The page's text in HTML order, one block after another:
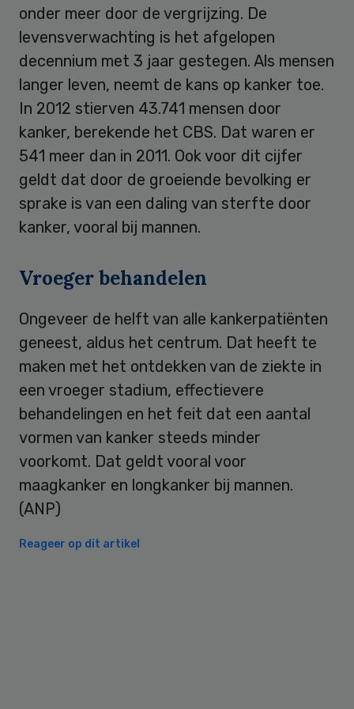
onder meer door de vergrijzing. De
levensverwachting is het afgelopen
decennium met 3 jaar gestegen. Als mensen
langer leven, neemt de kans op kanker toe.
In 2012 stierven 43.741 mensen door
kanker, berekende het CBS. Dat waren er
541 meer dan in 2011. Ook voor dit cijfer
geldt dat door de groeiende bevolking er
sprake is van een daling van sterfte door
kanker, vooral bij mannen.
Vroeger behandelen
Ongeveer de helft van alle kankerpatiënten
geneest, aldus het centrum. Dat heeft te
maken met het ontdekken van de ziekte in
een vroeger stadium, effectievere
behandelingen en het feit dat een aantal
vormen van kanker steeds minder
voorkomt. Dat geldt vooral voor
maagkanker en longkanker bij mannen.
(ANP)
Reageer op dit artikel